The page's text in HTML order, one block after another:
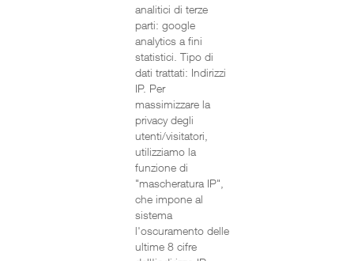
analitici di terze
parti: google
analytics a fini
statistici. Tipo di
dati trattati: Indirizzi
IP. Per
massimizzare la
privacy degli
utenti/visitatori,
utilizziamo la
funzione di
"mascheratura IP",
che impone al
sistema
l'oscuramento delle
ultime 8 cifre